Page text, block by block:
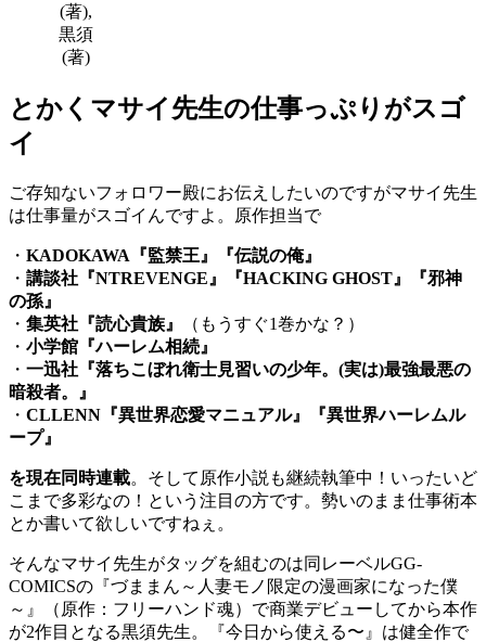
(著),
黒須
(著)
とかくマサイ先生の仕事っぷりがスゴ
イ
ご存知ないフォロワー殿にお伝えしたいのですがマサイ先生
は仕事量がスゴイんですよ。原作担当で
・ KADOKAWA『監禁王』『伝説の俺』
・ 講談社『NTREVENGE』『HACKING GHOST』『邪神
の孫』
・ 集英社『読心貴族』
（もうすぐ1巻かな？）
・ 小学館『ハーレム相続』
・ 一迅社『落ちこぼれ衛士見習いの少年。(実は)最強最悪の
暗殺者。』
・ CLLENN『異世界恋愛マニュアル』『異世界ハーレムル
ープ』
を現在同時連載。そして原作小説も継続執筆中！いったいど
こまで多彩なの！という注目の方です。勢いのまま仕事術本
とか書いて欲しいですねぇ。
そんなマサイ先生がタッグを組むのは同レーベルGG-
COMICSの『づままん～人妻モノ限定の漫画家になった僕
～』（原作：フリーハンド魂）で商業デビューしてから本作
が2作目となる黒須先生。『今日から使える〜』は健全作で